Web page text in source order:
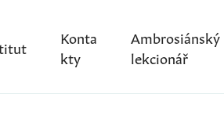
Konta
kty
Ambrosiánský
lekcionář